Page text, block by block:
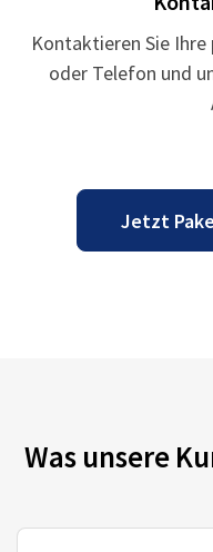
Kontaktieren Sie
oder Telefon und
Was unsere